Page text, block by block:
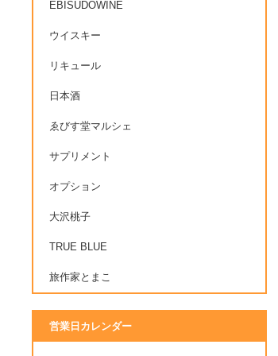
EBISUDOWINE
ウイスキー
リキュール
日本酒
ゑびす堂マルシェ
サプリメント
オプション
大沢桃子
TRUE BLUE
旅作家とまこ
営業日カレンダー